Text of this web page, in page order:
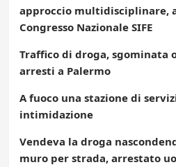
approccio multidisciplinare,
Congresso Nazionale SIFE
Traffico di droga, sgominata
arresti a Palermo
A fuoco una stazione di
intimidazione
Vendeva la droga
muro per strada, arrestato